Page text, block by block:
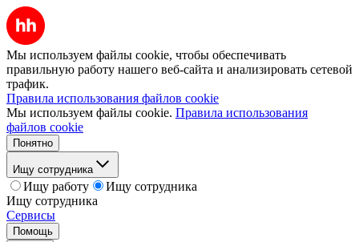
Мы используем файлы cookie, чтобы обеспечивать
правильную работу нашего веб-сайта и анализировать сетевой
трафик.
Правила использования файлов cookie
Мы используем файлы cookie. Правила использования
файлов cookie
Понятно
Ищу сотрудника
Ищу работу
Ищу сотрудника
Ищу сотрудника
Сервисы
Помощь